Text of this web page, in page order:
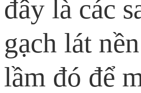
đây là các
gạch lát
lầm đó để